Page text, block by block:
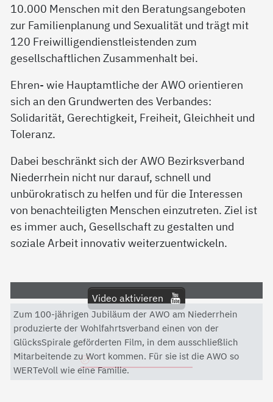
10.000 Menschen mit den Beratungsangeboten
zur Familienplanung und Sexualität und trägt mit
120 Freiwilligendienstleistenden zum
gesellschaftlichen Zusammenhalt bei.
Ehren- wie Hauptamtliche der AWO orientieren
sich an den Grundwerten des Verbandes:
Solidarität, Gerechtigkeit, Freiheit, Gleichheit und
Toleranz.
Dabei beschränkt sich der AWO Bezirksverband
Niederrhein nicht nur darauf, schnell und
unbürokratisch zu helfen und für die Interessen
von benachteiligten Menschen einzutreten. Ziel ist
es immer auch, Gesellschaft zu gestalten und
soziale Arbeit innovativ weiterzuentwickeln.
Video aktivieren
Mit dem Aktivieren des Videos akzeptieren Sie die
Datenschutzerklärung von YouTube.
Datenschutzerklärung
Zum 100-jährigen Jubiläum der AWO am Niederrhein
produzierte der Wohlfahrtsverband einen von der
GlücksSpirale geförderten Film, in dem ausschließlich
Mitarbeitende zu Wort kommen. Für sie ist die AWO so
WERTeVoll wie eine Familie.